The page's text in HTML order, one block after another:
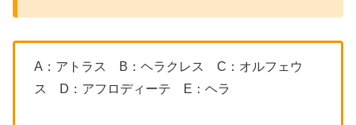
A：アトラス B：ヘラクレス C：オルフェウ
ス D：アフロディーテ E：ヘラ